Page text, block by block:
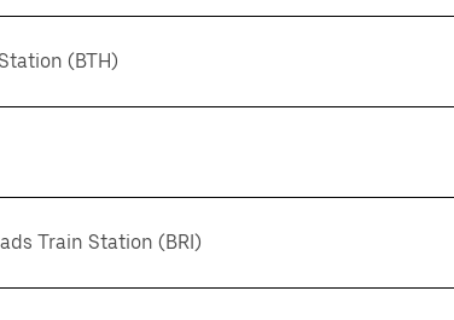
(BTH)
Train Station (BRI)